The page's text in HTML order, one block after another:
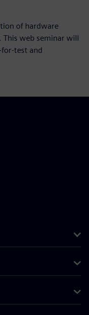
of hardware
This web seminar will
test and